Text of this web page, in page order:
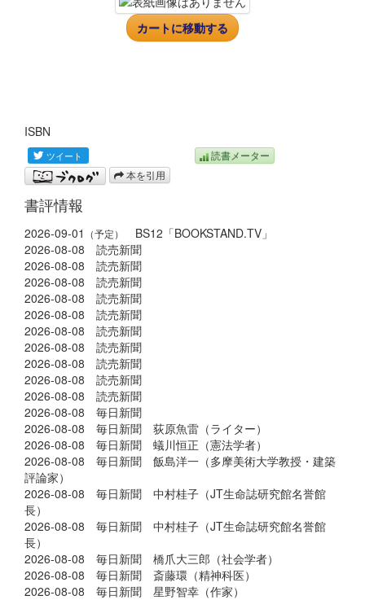
カートに移動する
ISBN
読書メーター
本を引用
書評情報
2026-09-01 （予定）
BS12「BOOKSTAND.TV」
2026-08-08 読売新聞
2026-08-08 読売新聞
2026-08-08 読売新聞
2026-08-08 読売新聞
2026-08-08 読売新聞
2026-08-08 読売新聞
2026-08-08 読売新聞
2026-08-08 読売新聞
2026-08-08 読売新聞
2026-08-08 読売新聞
2026-08-08 毎日新聞
2026-08-08 毎日新聞 荻原魚雷（ライター）
2026-08-08 毎日新聞 蟻川恒正（憲法学者）
2026-08-08 毎日新聞 飯島洋一（多摩美術大学教授・建築
評論家）
2026-08-08 毎日新聞 中村桂子（JT生命誌研究館名誉館
長）
2026-08-08 毎日新聞 中村桂子（JT生命誌研究館名誉館
長）
2026-08-08 毎日新聞 橋爪大三郎（社会学者）
2026-08-08 毎日新聞 斎藤環（精神科医）
2026-08-08 毎日新聞 星野智幸（作家）